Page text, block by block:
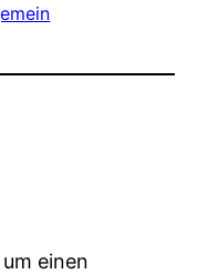
einen